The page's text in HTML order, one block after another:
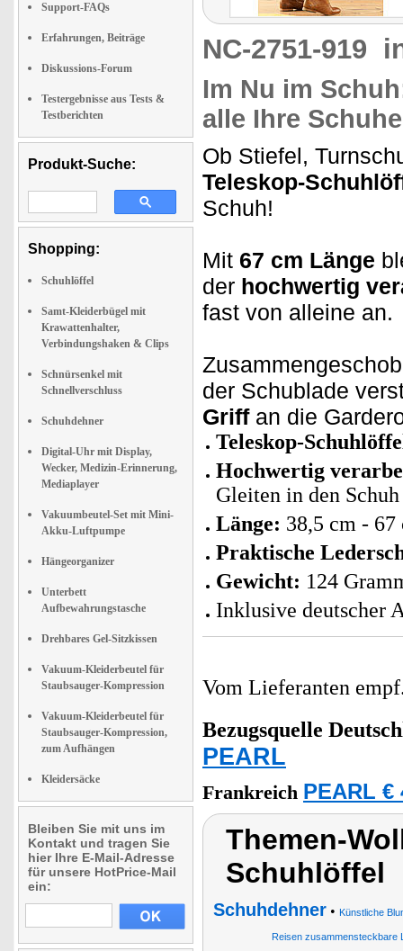
Support-FAQs
Erfahrungen, Beiträge
Diskussions-Forum
Testergebnisse aus Tests &
Testberichten
Produkt-Suche:
Shopping:
Schuhlöffel
Samt-Kleiderbügel mit
Krawattenhalter,
Verbindungshaken & Clips
Schnürsenkel mit
Schnellverschluss
Schuhdehner
Digital-Uhr mit Display,
Wecker, Medizin-Erinnerung,
Mediaplayer
Vakuumbeutel-Set mit Mini-
Akku-Luftpumpe
Hängeorganizer
Unterbett
Aufbewahrungstasche
Drehbares Gel-Sitzkissen
Vakuum-Kleiderbeutel für
Staubsauger-Kompression
Vakuum-Kleiderbeutel für
Staubsauger-Kompression,
zum Aufhängen
Kleidersäcke
Bleiben Sie mit uns im
Kontakt und tragen Sie
hier Ihre E-Mail-Adresse
für unsere HotPrice-Mail
ein:
NC-2751-919
Im Nu im
alle Ihre
Ob Stiefel,
Teleskop-
Schuh!
Mit 67 cm Länge
der hochwertig
fast von alleine an.
der Schublade
Griffan die
Teleskop-
Hochwertig
Gleiten in den Schuh
Länge: 38,5 cm - 67
Praktische
Gewicht: 124
Inklusive deutscher
Vom Lieferanten
Bezugsquelle
PEARL
Frankreich PEARL €
Themen-
Schuhlöffel
Schuhdehner• Künstliche
Reisen zusammensteckbare